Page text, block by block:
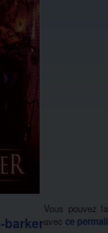
barker
Vous pouvez
avec ce